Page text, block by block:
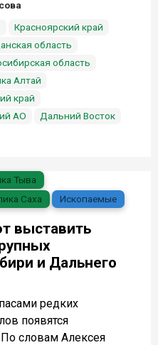
Красноярский край
область
область
Алтай
край
АО
Дальний Восток
Тыва
Саха Ископаемые
выставить
и Дальнего
редких
появятся
По словам Алексея